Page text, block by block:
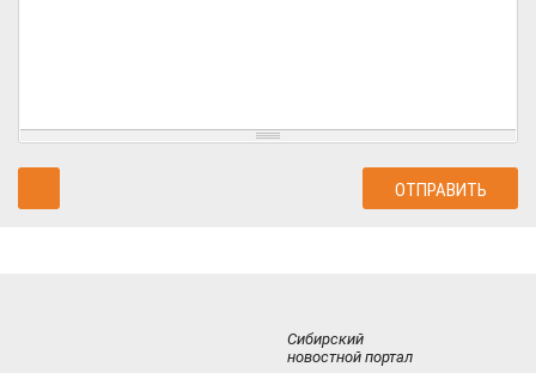
Сибирский
новостной портал